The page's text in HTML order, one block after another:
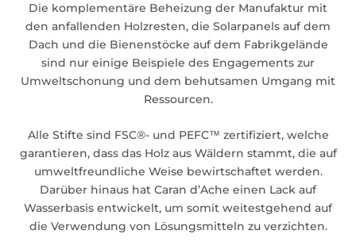
Die komplementäre Beheizung der Manufaktur mit
den anfallenden Holzresten, die Solarpanels auf dem
Dach und die Bienenstöcke auf dem Fabrikgelände
sind nur einige Beispiele des Engagements zur
Umweltschonung und dem behutsamen Umgang mit
Ressourcen.
Alle Stifte sind FSC®- und PEFC™ zertifiziert, welche
garantieren, dass das Holz aus Wäldern stammt, die auf
umweltfreundliche Weise bewirtschaftet werden.
Darüber hinaus hat Caran d’Ache einen Lack auf
Wasserbasis entwickelt, um somit weitestgehend auf
die Verwendung von Lösungsmitteln zu verzichten.